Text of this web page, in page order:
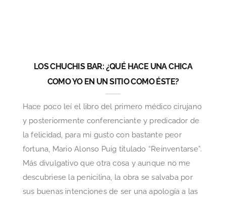
LOS CHUCHIS BAR: ¿QUÉ HACE UNA CHICA
COMO YO EN UN SITIO COMO ÉSTE?
Hace poco leí el libro del primero médico cirujano
y posteriormente conferenciante y predicador de
la felicidad, para mi gusto con bastante peor
fortuna, Mario Alonso Puig titulado “Reinventarse”.
Más divulgativo que otra cosa y aunque no me
descubriese la penicilina, la obra se salvaba por
sus buenas intenciones de ser una apología a las